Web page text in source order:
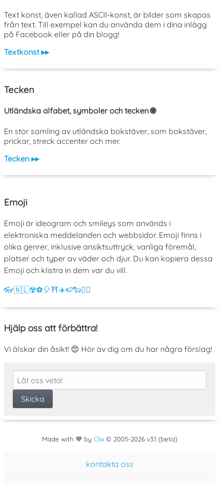
Text konst, även kallad ASCII-konst, är bilder som skapas
från text. Till exempel kan du använda dem i dina inlägg
på Facebook eller på din blogg!
Textkonst ▸▸
Tecken
Utländska alfabet, symboler och tecken 🌐
En stor samling av utländska bokstäver, som bokstäver,
prickar, streck accenter och mer.
Tecken ▸▸
Emoji
Emoji är ideogram och smileys som används i
elektroniska meddelanden och webbsidor. Emoji finns i
olika genrer, inklusive ansiktsuttryck, vanliga föremål,
platser och typer av väder och djur. Du kan kopiera dessa
Emoji och klistra in dem var du vill.
👓🇳🇱☢️⚽ 🎈⛩️✈️🍉🐑💁‍♀️
Hjälp oss att förbättra!
Vi älskar din åsikt! 😍 Hör av dig om du har några förslag!
Made with 💙 by Clix© 2005-2026 v3.1 (beta)
kontakta oss